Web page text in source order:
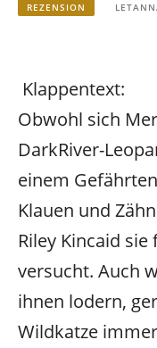
REZENSION
Klappentext:
Obwohl sich
DarkRiver-
einem
Klauen und
Riley Kincaid
versucht. Auch
ihnen lodern,
Wildkatze